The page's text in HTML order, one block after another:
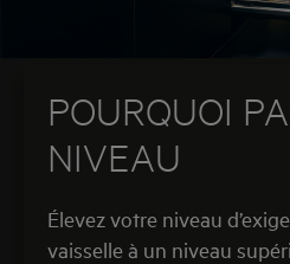
POURQUOI
NIVEAU
Élevez votre niveau
vaisselle à un niveau